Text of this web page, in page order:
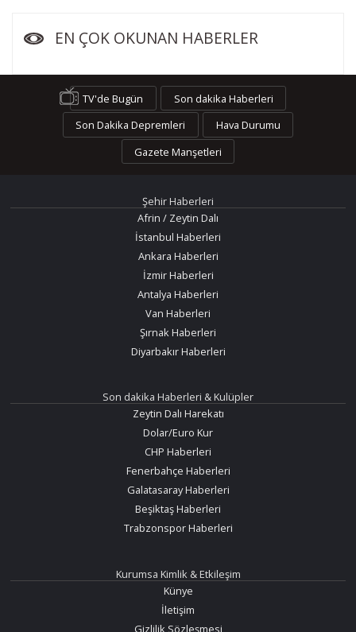
EN ÇOK OKUNAN HABERLER
TV'de Bugün
Son dakika Haberleri
Son Dakika Depremleri
Hava Durumu
Gazete Manşetleri
Şehir Haberleri
Afrin / Zeytin Dalı
İstanbul Haberleri
Ankara Haberleri
İzmir Haberleri
Antalya Haberleri
Van Haberleri
Şırnak Haberleri
Diyarbakır Haberleri
Son dakika Haberleri & Kulüpler
Zeytin Dalı Harekatı
Dolar/Euro Kur
CHP Haberleri
Fenerbahçe Haberleri
Galatasaray Haberleri
Beşiktaş Haberleri
Trabzonspor Haberleri
Kurumsa Kimlik & Etkileşim
Künye
İletişim
Gizlilik Sözleşmesi